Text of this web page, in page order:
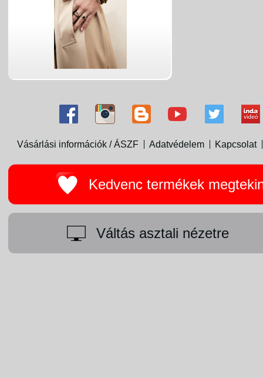
Vásárlási információk / ÁSZF Adatvédelem Kapcsolat
Kedvenc termékek
Váltás asztali nézetre